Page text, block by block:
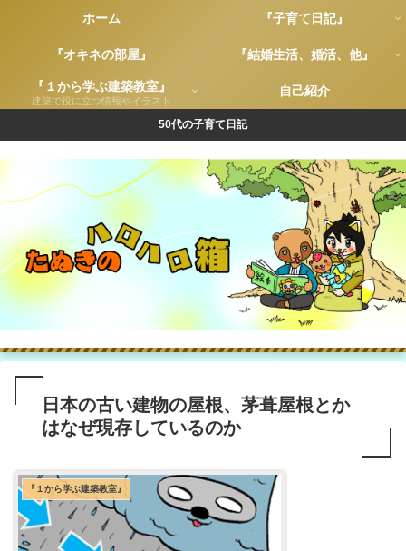
50代の子育て日記
ホーム 『子育て日記』
『オキネの部屋』 『結婚生活、婚活、他』
『１から学ぶ建築教室』
建築で役に立つ情報やイラスト
自己紹介
日本の古い建物の屋根、茅葺屋根とか
はなぜ現存しているのか
『１から学ぶ建築教室』